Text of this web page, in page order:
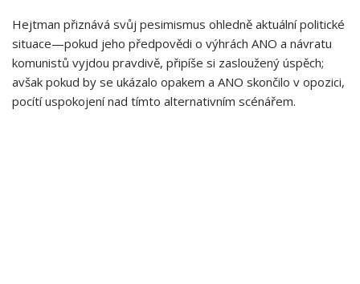
Hejtman přiznává svůj pesimismus ohledně aktuální politické
situace—pokud‌ jeho předpovědi ⁢o výhrách ANO a návratu
komunistů⁤ vyjdou pravdivě, připíše si zasloužený úspěch;
avšak pokud by se ukázalo opakem a⁢ ANO skončilo v opozici,
pocítí uspokojení nad tímto alternativním scénářem.